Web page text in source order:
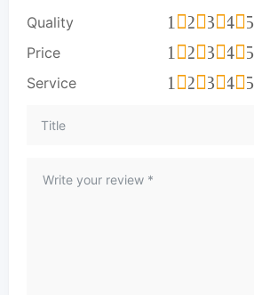
Quality 5
4
3
2
1
Price 5
4
3
2
1
Service 5
4
3
2
1